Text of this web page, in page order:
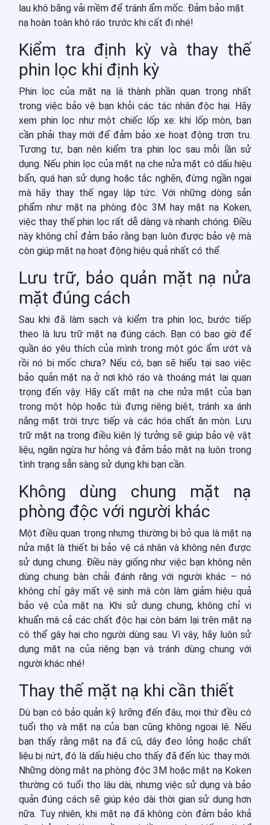
lau khô bằng vải mềm để tránh ẩm mốc. Đảm bảo mặt
nạ hoàn toàn khô ráo trước khi cất đi nhé!
Kiểm tra định kỳ và thay thế
phin lọc khi định kỳ
Phin lọc của mặt nạ là thành phần quan trọng nhất
trong việc bảo vệ bạn khỏi các tác nhân độc hại. Hãy
xem phin lọc như một chiếc lốp xe: khi lốp mòn, bạn
cần phải thay mới để đảm bảo xe hoạt động trơn tru.
Tương tự, bạn nên kiểm tra phin lọc sau mỗi lần sử
dụng. Nếu phin lọc của mặt nạ che nửa mặt có dấu hiệu
bẩn, quá hạn sử dụng hoặc tắc nghẽn, đừng ngần ngại
mà hãy thay thế ngay lập tức. Với những dòng sản
phẩm như mặt nạ phòng độc 3M hay mặt nạ Koken,
việc thay thế phin lọc rất dễ dàng và nhanh chóng. Điều
này không chỉ đảm bảo rằng bạn luôn được bảo vệ mà
còn giúp mặt nạ hoạt động hiệu quả nhất có thể.
Lưu trữ, bảo quản mặt nạ nửa
mặt đúng cách
Sau khi đã làm sạch và kiểm tra phin lọc, bước tiếp
theo là lưu trữ mặt nạ đúng cách. Bạn có bao giờ để
quần áo yêu thích của mình trong một góc ẩm ướt và
rồi nó bị mốc chưa? Nếu có, bạn sẽ hiểu tại sao việc
bảo quản mặt nạ ở nơi khô ráo và thoáng mát lại quan
trọng đến vậy. Hãy cất mặt nạ che nửa mặt của bạn
trong một hộp hoặc túi đựng riêng biệt, tránh xa ánh
nắng mặt trời trực tiếp và các hóa chất ăn mòn. Lưu
trữ mặt nạ trong điều kiện lý tưởng sẽ giúp bảo vệ vật
liệu, ngăn ngừa hư hỏng và đảm bảo mặt nạ luôn trong
tình trạng sẵn sàng sử dụng khi bạn cần.
Không dùng chung mặt nạ
phòng độc với người khác
Một điều quan trọng nhưng thường bị bỏ qua là mặt nạ
nửa mặt là thiết bị bảo vệ cá nhân và không nên được
sử dụng chung. Điều này giống như việc bạn không nên
dùng chung bàn chải đánh răng với người khác – nó
không chỉ gây mất vệ sinh mà còn làm giảm hiệu quả
bảo vệ của mặt nạ. Khi sử dụng chung, không chỉ vi
khuẩn mà cả các chất độc hại còn bám lại trên mặt nạ
có thể gây hại cho người dùng sau. Vì vậy, hãy luôn sử
dụng mặt nạ của riêng bạn và tránh dùng chung với
người khác nhé!
Thay thế mặt nạ khi cần thiết
Dù bạn có bảo quản kỹ lưỡng đến đâu, mọi thứ đều có
tuổi thọ và mặt nạ của bạn cũng không ngoại lệ. Nếu
bạn thấy rằng mặt nạ đã cũ, dây đeo lỏng hoặc chất
liệu bị nứt, đó là dấu hiệu cho thấy đã đến lúc thay mới.
Những dòng mặt nạ phòng độc 3M hoặc mặt nạ Koken
thường có tuổi thọ lâu dài, nhưng việc sử dụng và bảo
quản đúng cách sẽ giúp kéo dài thời gian sử dụng hơn
nữa. Tuy nhiên, khi mặt nạ đã không còn đảm bảo khả